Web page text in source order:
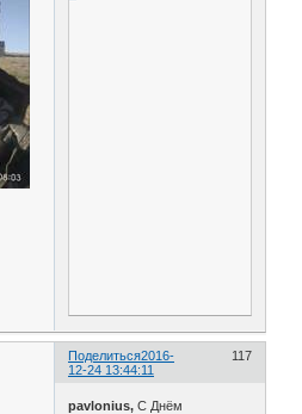
Поделиться 117
2016-
12-24 13:44:11
pavlonius, С Днём